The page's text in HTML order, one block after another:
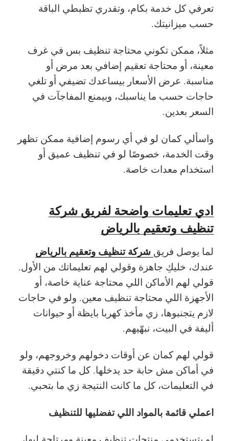
تعرفي كل خدمة بكام، وتقدري تظبطي الباقة
حسب ميزانيتك.
مثلاً، ممكن تكوني محتاجة تنظيف بس في غرف
معينة، أو محتاجة تعقيم إضافي بعد مرض أو
مناسبة. عرض الأسعار بيساعدك تضيفي أو تلغي
حاجات حسب ما يناسبك، وبيمنع المفاجآت في
السعر بعدين.
واسألي كمان لو في أي رسوم إضافية ممكن تظهر
وقت الخدمة، خصوصًا لو في تنظيف عميق أو
استخدام معدات خاصة.
ادي تعليمات واضحة لفريق شركة
تنظيف وتعقيم بالرياض
لما يوصل فريق شركة تنظيف وتعقيم بالرياض
عندك، خليكِ جاهزة وقولي لهم تعليماتك من الأول.
قولي لهم الأماكن اللي محتاجة عناية خاصة، أو
الأجهزة اللي محتاجة تنظيف معين. ولو في حاجات
لازم يتجنبوها، زي مأخذ كهربا بايظة أو حيوانات
أليفة في البيت، نبهّيهم.
قولي لهم كمان عن أوقات دخولهم وخروجهم، ولو
في أماكن مش حابة حد يدخلها. كل ما كنتي دقيقة
في التعليمات، كل ما كانت النتيجة زي ما بتحبي.
اعملي قائمة بالمواد اللي تفضليها للتنظيف